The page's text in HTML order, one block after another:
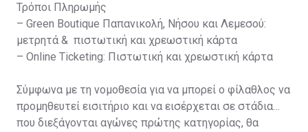
Τρόποι Πληρωμής
– Green Boutique Παπανικολή, Νήσου και Λεμεσού:
μετρητά & πιστωτική και χρεωστική κάρτα
– Online Ticketing: Πιστωτική και χρεωστική κάρτα
Σύμφωνα με τη νομοθεσία για να μπορεί ο φίλαθλος να
προμηθευτεί εισιτήριο και να εισέρχεται σε στάδια
που διεξάγονται αγώνες πρώτης κατηγορίας, θα